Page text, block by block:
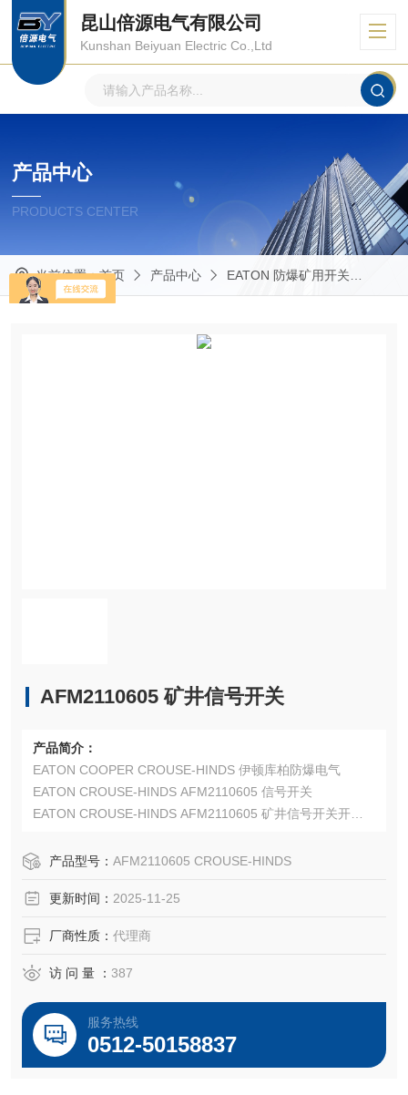
昆山倍源电气有限公司
Kunshan Beiyuan Electric Co.,Ltd
产品中心
PRODUCTS CENTER
当前位置：首页 产品中心 EATON 防爆矿用开关
AFM2110605 矿井信号开关
产品简介：
EATON COOPER CROUSE-HINDS 伊顿库柏防爆电气
EATON CROUSE-HINDS AFM2110605 信号开关
EATON CROUSE-HINDS AFM2110605 矿井信号开关开关
Co.,Ltd
产品型号： AFM2110605 CROUSE-HINDS
更新时间： 2025-11-25
厂商性质： 代理商
访 问 量 ： 387
服务热线
0512-50158837